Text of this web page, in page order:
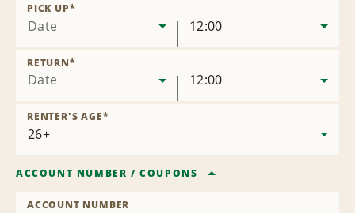
Date
PICK UP*
12:00
Date
RETURN*
12:00
RENTER'S AGE*
ACCOUNT NUMBER /COUPONS
ACCOUNT NUMBER